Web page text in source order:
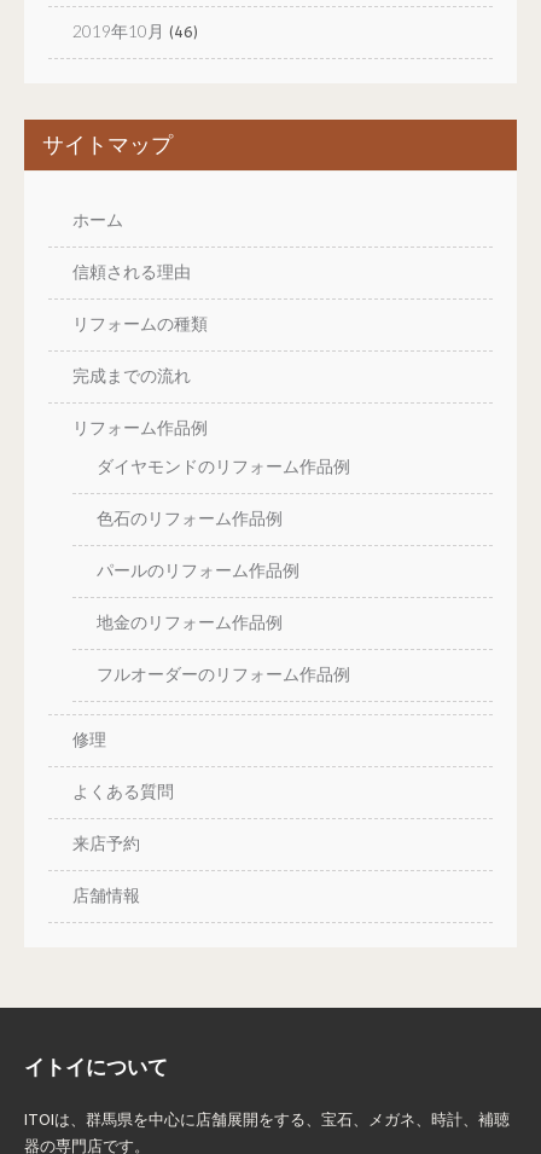
2019年10月 (46)
サイトマップ
ホーム
信頼される理由
リフォームの種類
完成までの流れ
リフォーム作品例
ダイヤモンドのリフォーム作品例
色石のリフォーム作品例
パールのリフォーム作品例
地金のリフォーム作品例
フルオーダーのリフォーム作品例
修理
よくある質問
来店予約
店舗情報
イトイについて
ITOIは、群馬県を中心に店舗展開をする、宝石、メガネ、時計、補聴
器の専門店です。